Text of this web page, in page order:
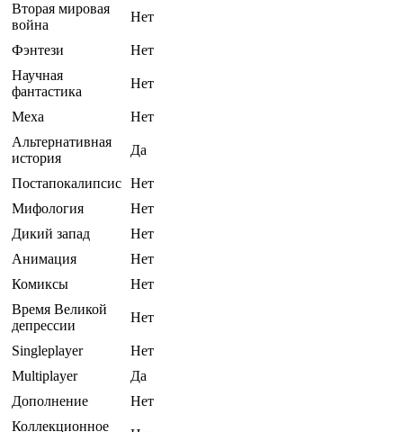
Вторая мировая
война
Нет
Фэнтези
Нет
Научная
фантастика
Нет
Меха
Нет
Альтернативная
история
Да
Постапокалипсис Нет
Мифология
Нет
Дикий запад
Нет
Анимация
Нет
Комиксы
Нет
Время Великой
депрессии
Нет
Singleplayer
Нет
Multiplayer
Да
Дополнение
Нет
Коллекционное